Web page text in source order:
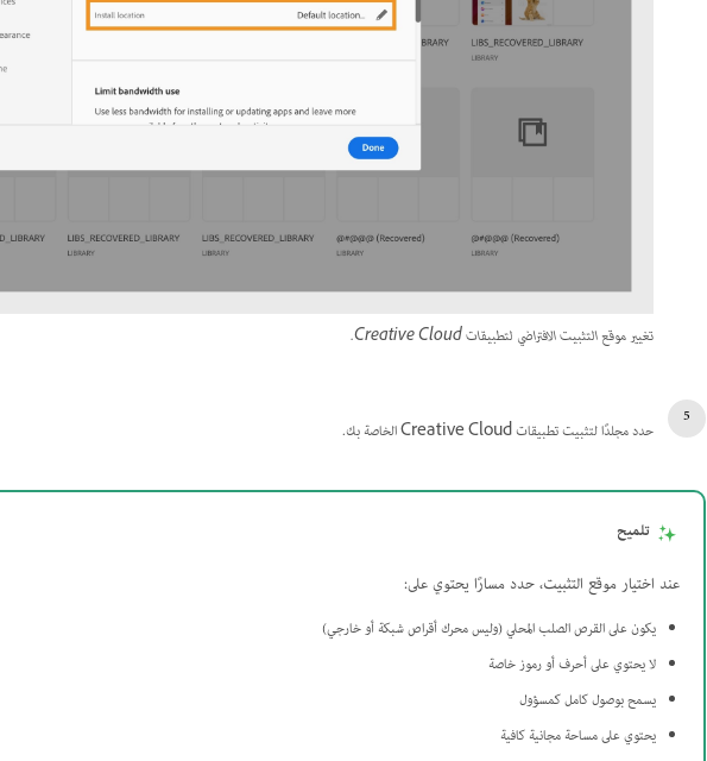
تغيير موقع التثبيت الافتراضي لتطبيقات Creative Cloud.
حدد مجلدًا لتثبيت تطبيقات Creative Cloud الخاصة بك.
تلميح
عند اختيار موقع التثبيت، حدد مسارًا يحتوي على:
يكون على القرص الصلب المحلي (وليس محرك أقراص شبكة أو خارجي)
لا يحتوي على أحرف أو رموز خاصة
يسمح بوصول كامل كمسؤول
يحتوي على مساحة مجانية كافية